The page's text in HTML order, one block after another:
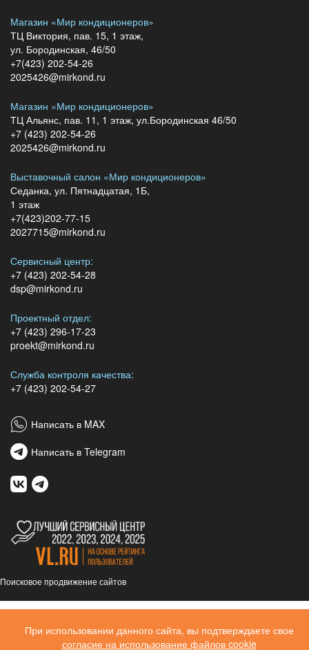
Магазин «Мир кондиционеров»
ТЦ Виктория, пав. 15, 1 этаж,
ул. Бородинская, 46/50
+7(423) 202-54-26
2025426@mirkond.ru
Магазин «Мир кондиционеров»
ТЦ Альянс, пав. 11, 1 этаж, ул.Бородинская 46/50
+7 (423) 202-54-26
2025426@mirkond.ru
Выставочный салон «Мир кондиционеров»
Седанка, ул. Пятнадцатая, 1Б,
1 этаж
+7(423)202-77-15
2027715@mirkond.ru
Сервисный центр:
+7 (423) 202-54-28
dsp@mirkond.ru
Проектный отдел:
+7 (423) 296-17-23
proekt@mirkond.ru
Служба контроля качества:
+7 (423) 202-54-27
Написать в MAX
Написать в Telegram
Поисковое продвижение сайтов
При использовании данного сайта, вы подтверждаете свое
согласие на использование файлов cookie